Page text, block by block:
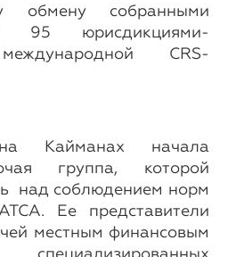
обмену собранными
95 юрисдикциями-
CRS-
Кайманах начала
группа, которой
над соблюдением норм
Ее представители
местным финансовым